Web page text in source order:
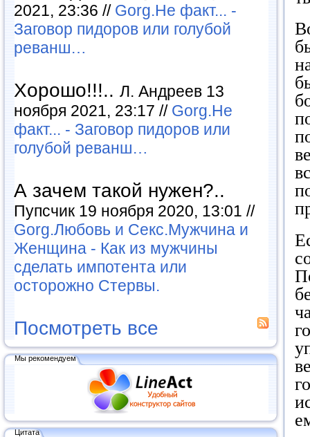
2021, 23:36 // Gorg.Не факт... -
Заговор пидоров или голубой
реванш…
Хорошо!!!.. Л. Андреев 13
ноября 2021, 23:17 // Gorg.Не
факт... - Заговор пидоров или
голубой реванш…
А зачем такой нужен?..
Пупсчик 19 ноября 2020, 13:01 //
Gorg.Любовь и Секс.Мужчина и
Женщина - Как из мужчины
сделать импотента или
осторожно Стервы.
Посмотреть все
Мы рекомендуем
Цитата